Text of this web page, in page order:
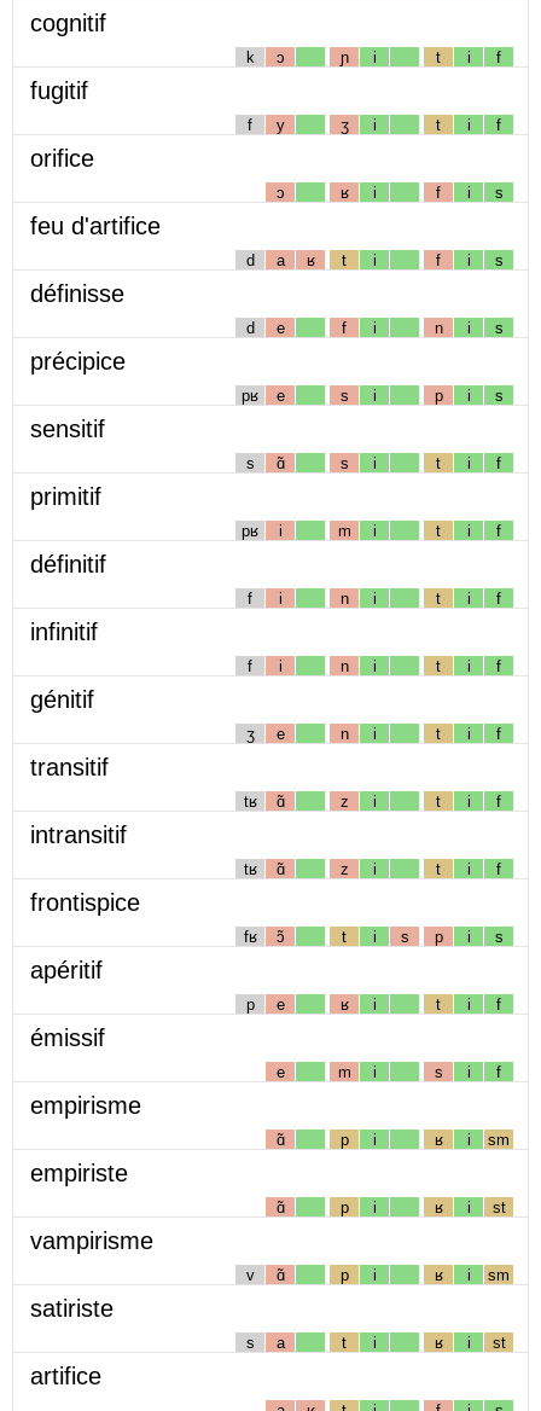
cognitif
k ɔ ɲ i t i f
fugitif
f y ʒ i t i f
orifice
ɔ ʁ i f i s
feu d'artifice
d a ʁ t i f i s
définisse
d e f i n i s
précipice
pʁ e s i p i s
sensitif
s ɑ̃ s i t i f
primitif
pʁ i m i t i f
définitif
f i n i t i f
infinitif
f i n i t i f
génitif
ʒ e n i t i f
transitif
tʁ ɑ̃ z i t i f
intransitif
tʁ ɑ̃ z i t i f
frontispice
fʁ ɔ̃ t i s p i s
apéritif
p e ʁ i t i f
émissif
e m i s i f
empirisme
ɑ̃ p i ʁ i sm
empiriste
ɑ̃ p i ʁ i st
vampirisme
v ɑ̃ p i ʁ i sm
satiriste
s a t i ʁ i st
artifice